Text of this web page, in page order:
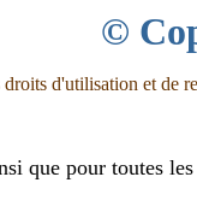
©
d'utilisation et de
que pour toutes